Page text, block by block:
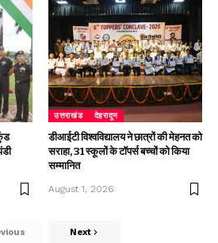
उत्तराखंड देहरादून
डीआईटी विश्वविद्यालय ने छात्रों की मेहनत को
सराहा, 31 स्कूलों के टॉपर्स बच्चों को किया
सम्मानित
August 1, 2026
Next